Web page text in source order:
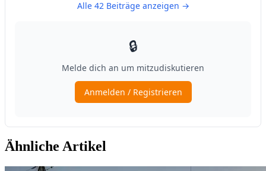
Ähnliche Artikel